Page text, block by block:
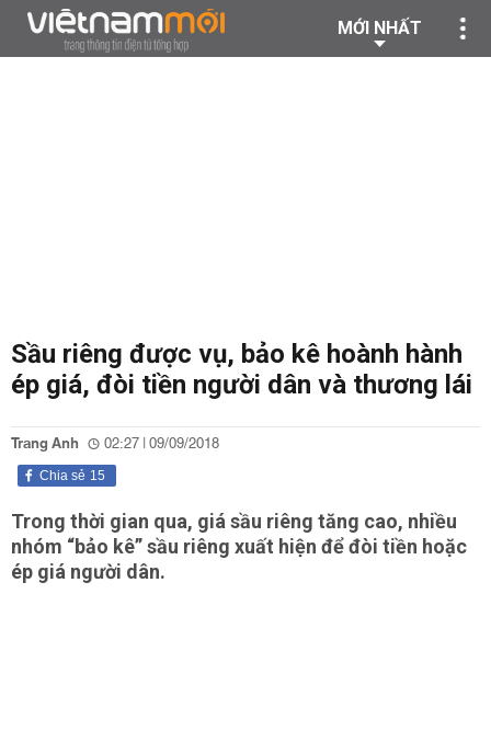
MỚI NHẤT
Sầu riêng được vụ, bảo kê hoành hành
ép giá, đòi tiền người dân và thương lái
Trang Anh 02:27 | 09/09/2018
15
Chia sẻ
Trong thời gian qua, giá sầu riêng tăng cao, nhiều
nhóm “bảo kê” sầu riêng xuất hiện để đòi tiền hoặc
ép giá người dân.